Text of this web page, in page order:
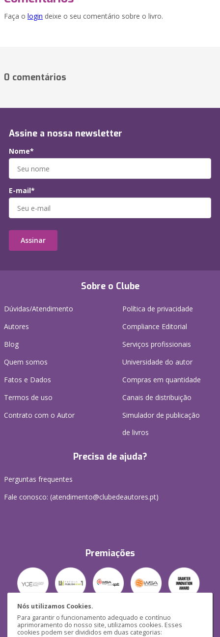
Nós utilizamos Cookies.
Para garantir o funcionamento adequado e contínuo
aprimoramento do nosso site, utilizamos cookies. Esses
cookies podem ser divididos em duas categorias:
Faça o login deixe o seu comentário sobre o livro.
0 comentários
Sobre o Clube
Dúvidas/Atendimento
Autores
Blog
Quem somos
Fatos e Dados
Termos de uso
Contrato com o Autor
Política de privacidade
Compliance Editorial
Serviços profissionais
Universidade do autor
Compras em quantidade
Canais de distribuição
Simulador de publicação
de livros
Precisa de ajuda?
Perguntas frequentes
Fale conosco: (atendimento@clubedeautores.pt)
Premiações
Segurança
Assine a nossa newsletter
Nome*
E-mail*
Assinar